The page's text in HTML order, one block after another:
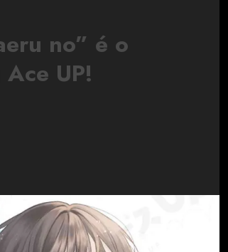
no” é o
UP!